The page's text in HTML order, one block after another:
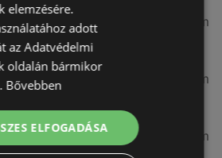
3,31 km
3,32 km
3,41 km
elemzésére.
adott
az Adatvédelmi
oldalán bármikor
Bővebben
ELFOGADÁSA